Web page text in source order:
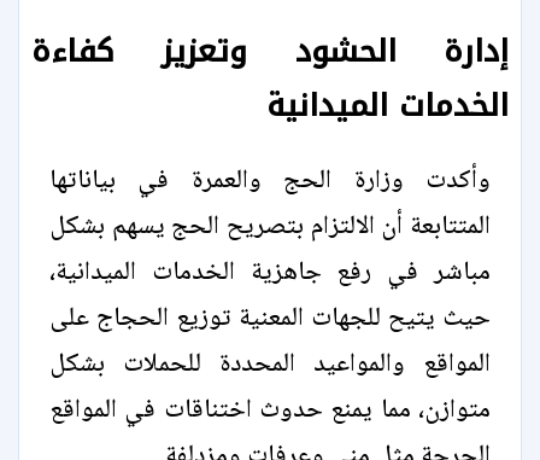
إدارة الحشود وتعزيز كفاءة
الخدمات الميدانية
وأكدت وزارة الحج والعمرة في بياناتها
المتتابعة أن الالتزام بتصريح الحج يسهم بشكل
مباشر في رفع جاهزية الخدمات الميدانية،
حيث يتيح للجهات المعنية توزيع الحجاج على
المواقع والمواعيد المحددة للحملات بشكل
متوازن، مما يمنع حدوث اختناقات في المواقع